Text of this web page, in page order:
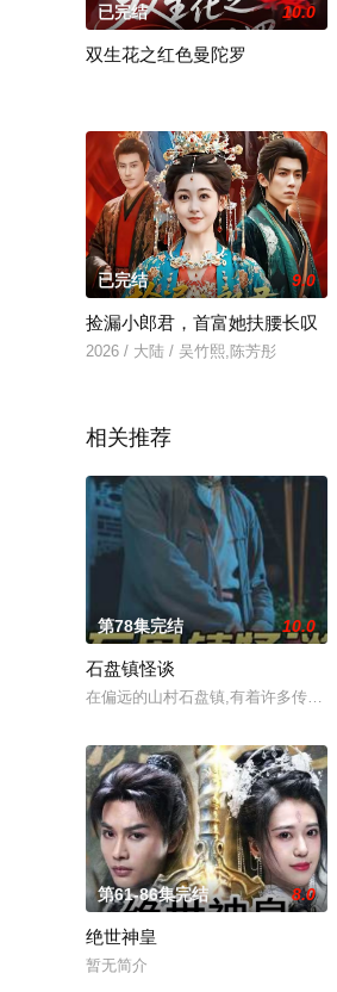
已完结 10.0
双生花之红色曼陀罗
已完结 9.0
捡漏小郎君，首富她扶腰长叹
2026 / 大陆 / 吴竹熙,陈芳彤
相关推荐
第78集完结 10.0
石盘镇怪谈
在偏远的山村石盘镇,有着许多传说
第61-86集完结 8.0
绝世神皇
暂无简介